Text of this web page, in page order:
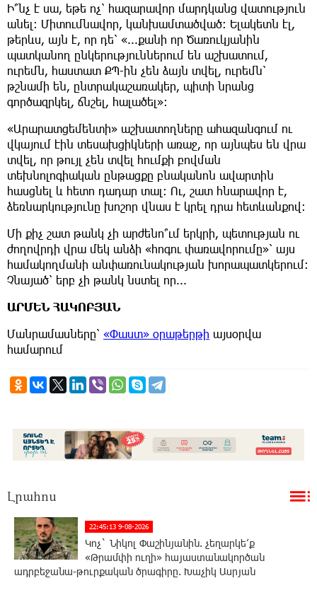
Ի՞նչ է սա, եթե ոչ՝ հազարավոր մարդկանց վատություն
անել: Միտումնավոր, կանխամտածված: Ելակետն էլ,
թերևս, այն է, որ դե՝ «...քանի որ Ծառուկյանին
պատկանող ընկերություններում են աշխատում,
ուրեմն, հաստատ ՔՊ-ին չեն ձայն տվել, ուրեմն՝
թշնամի են, ընտրակաշառակեր, պիտի նրանց
գործազրկել, ճնշել, հալածել»:
«Արարատցեմենտի» աշխատողները ահազանգում ու
վկայում էին տեսախցիկների առաջ, որ այնպես են վրա
տվել, որ թույլ չեն տվել հումքի բովման
տեխնոլոգիական ընթացքը բնականոն ավարտին
հասցնել և հետո դադար տալ: Ու, շատ հնարավոր է,
ձեռնարկությունը խոշոր վնաս է կրել դրա հետևանքով:
Մի քիչ շատ թանկ չի արժենո՞ւմ երկրի, պետության ու
ժողովրդի վրա մեկ անձի «հոգու փառավորումը»՝ այս
համակողմանի անփառունակության խորապատկերում:
Չնայած՝ երբ չի թանկ նստել որ...
ԱՐՄԵՆ ՀԱԿՈԲՅԱՆ
Մանրամասները՝ «Փաստ» օրաթերթի այսօրվա
համարում
Լրահոս
22:45:13 9-08-2026
Կոչ` Նիկոլ Փաշինյանին. չեղարկե՛ք
«Թրամփի ուղի» հայաստանակործան
ադրբեջանա-թուրքական ծրագիրը. Խաչիկ Ասրյան